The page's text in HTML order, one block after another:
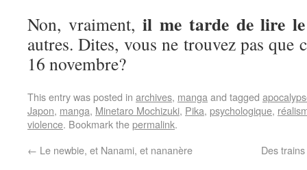
Non, vraiment, il me tarde de lire le
autres. Dites, vous ne trouvez pas que
16 novembre?
This entry was posted in archives, manga and tagged
Japon, manga, Minetaro Mochizuki, Pika, psychologique,
violence. Bookmark thepermalink.
← Le newbie, et Nanami, et nananère Des